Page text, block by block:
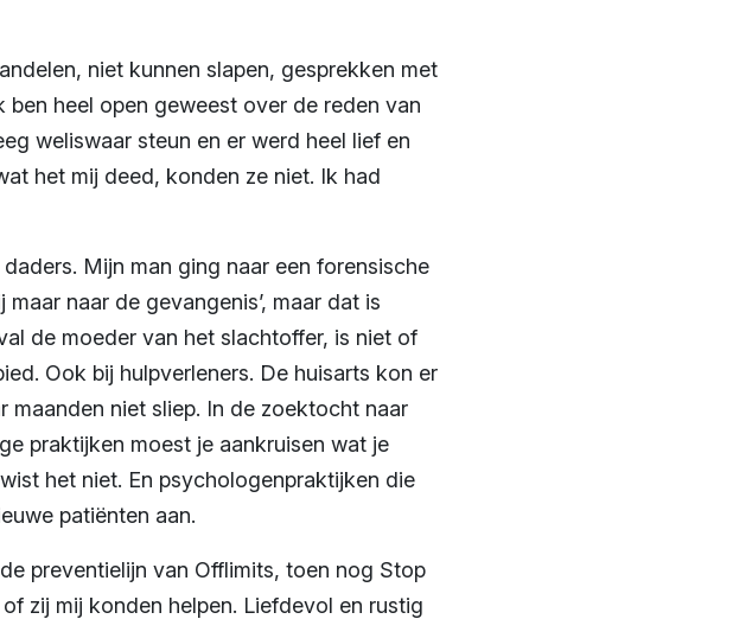
niet kunnen slapen, gesprekken met
heel open geweest over de reden van
weliswaar steun en er werd heel lief en
het mij deed, konden ze niet. Ik had
Mijn man ging naar een forensische
naar de gevangenis’, maar dat is
de moeder van het slachtoffer, is niet of
Ook bij hulpverleners. De huisarts kon er
maanden niet sliep. In de zoektocht naar
praktijken moest je aankruisen wat je
het niet. En psychologenpraktijken die
patiënten aan.
preventielijn van Offlimits, toen nog Stop
zij mij konden helpen. Liefdevol en rustig